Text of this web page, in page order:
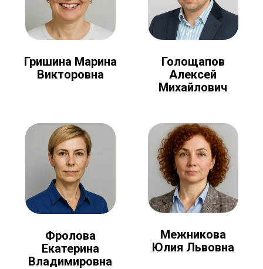
Гришина Марина
Викторовна
Голощапов
Алексей
Михайлович
Фролова
Екатерина
Владимировна
Межникова
Юлия Львовна